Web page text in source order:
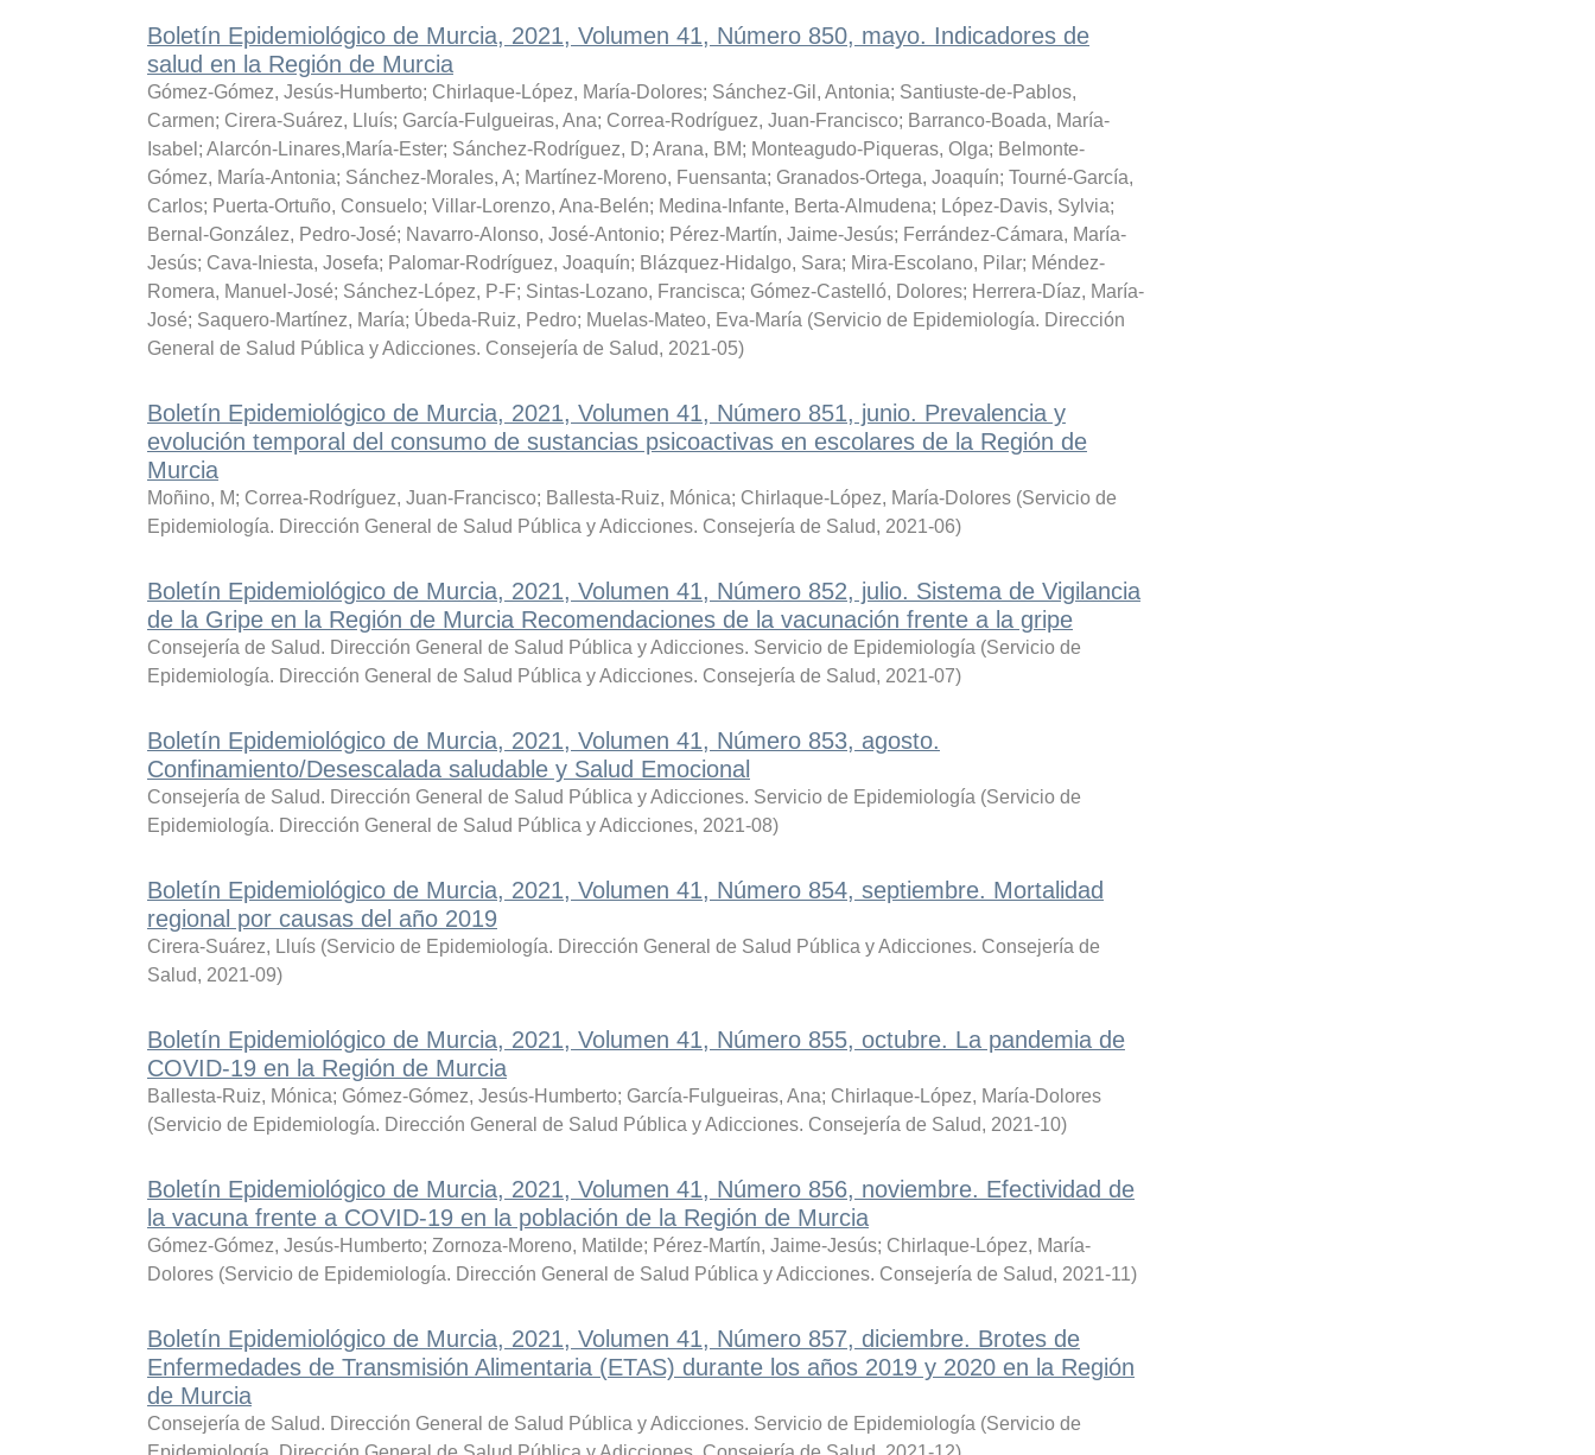
Boletín Epidemiológico de Murcia, 2021, Volumen 41, Número 850, mayo. Indicadores de
salud en la Región de Murcia
Gómez-Gómez, Jesús-Humberto; Chirlaque-López, María-Dolores; Sánchez-Gil, Antonia; Santiuste-de-Pablos,
Carmen; Cirera-Suárez, Lluís; García-Fulgueiras, Ana; Correa-Rodríguez, Juan-Francisco; Barranco-Boada, María-
Isabel ; Alarcón-Linares,María-Ester; Sánchez-Rodríguez, D; Arana, BM; Monteagudo-Piqueras, Olga; Belmonte-
Gómez, María-Antonia; Sánchez-Morales, A; Martínez-Moreno, Fuensanta; Granados-Ortega, Joaquín; Tourné-García,
Carlos; Puerta-Ortuño, Consuelo; Villar-Lorenzo, Ana-Belén; Medina-Infante, Berta-Almudena; López-Davis, Sylvia;
Bernal-González, Pedro-José; Navarro-Alonso, José-Antonio; Pérez-Martín, Jaime-Jesús; Ferrández-Cámara, María-
Jesús; Cava-Iniesta, Josefa; Palomar-Rodríguez, Joaquín; Blázquez-Hidalgo, Sara; Mira-Escolano, Pilar; Méndez-
Romera, Manuel-José; Sánchez-López, P-F; Sintas-Lozano, Francisca; Gómez-Castelló, Dolores; Herrera-Díaz, María-
José; Saquero-Martínez, María; Úbeda-Ruiz, Pedro; Muelas-Mateo, Eva-María (Servicio de Epidemiología. Dirección
General de Salud Pública y Adicciones. Consejería de Salud, 2021-05)
Boletín Epidemiológico de Murcia, 2021, Volumen 41, Número 851, junio. Prevalencia y
evolución temporal del consumo de sustancias psicoactivas en escolares de la Región de
Murcia
Moñino, M; Correa-Rodríguez, Juan-Francisco; Ballesta-Ruiz, Mónica; Chirlaque-López, María-Dolores (Servicio de
Epidemiología. Dirección General de Salud Pública y Adicciones. Consejería de Salud, 2021-06)
Boletín Epidemiológico de Murcia, 2021, Volumen 41, Número 852, julio. Sistema de Vigilancia
de la Gripe en la Región de Murcia Recomendaciones de la vacunación frente a la gripe
Consejería de Salud. Dirección General de Salud Pública y Adicciones. Servicio de Epidemiología (Servicio de
Epidemiología. Dirección General de Salud Pública y Adicciones. Consejería de Salud, 2021-07)
Boletín Epidemiológico de Murcia, 2021, Volumen 41, Número 853, agosto.
Confinamiento/Desescalada saludable y Salud Emocional
Consejería de Salud. Dirección General de Salud Pública y Adicciones. Servicio de Epidemiología (Servicio de
Epidemiología. Dirección General de Salud Pública y Adicciones, 2021-08)
Boletín Epidemiológico de Murcia, 2021, Volumen 41, Número 854, septiembre. Mortalidad
regional por causas del año 2019
Cirera-Suárez, Lluís (Servicio de Epidemiología. Dirección General de Salud Pública y Adicciones. Consejería de
Salud, 2021-09)
Boletín Epidemiológico de Murcia, 2021, Volumen 41, Número 855, octubre. La pandemia de
COVID-19 en la Región de Murcia
Ballesta-Ruiz, Mónica; Gómez-Gómez, Jesús-Humberto; García-Fulgueiras, Ana; Chirlaque-López, María-Dolores
(Servicio de Epidemiología. Dirección General de Salud Pública y Adicciones. Consejería de Salud, 2021-10)
Boletín Epidemiológico de Murcia, 2021, Volumen 41, Número 856, noviembre. Efectividad de
la vacuna frente a COVID-19 en la población de la Región de Murcia
Gómez-Gómez, Jesús-Humberto; Zornoza-Moreno, Matilde; Pérez-Martín, Jaime-Jesús; Chirlaque-López, María-
Dolores (Servicio de Epidemiología. Dirección General de Salud Pública y Adicciones. Consejería de Salud, 2021-11)
Boletín Epidemiológico de Murcia, 2021, Volumen 41, Número 857, diciembre. Brotes de
Enfermedades de Transmisión Alimentaria (ETAS) durante los años 2019 y 2020 en la Región
de Murcia
Consejería de Salud. Dirección General de Salud Pública y Adicciones. Servicio de Epidemiología (Servicio de